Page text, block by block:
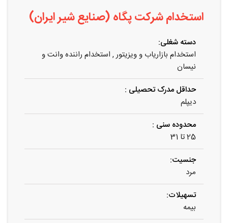
استخدام شرکت پگاه (صنایع شیر ایران)
دسته شغلی:
استخدام بازاریاب و ویزیتور , استخدام راننده وانت و
نیسان
حداقل مدرک تحصیلی :
دیپلم
محدوده سنی :
25 تا 31
جنسیت:
مرد
تسهیلات:
بیمه